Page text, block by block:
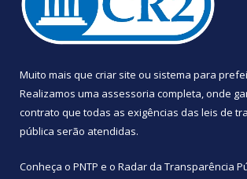
Muito mais que criar site ou sistema para
Realizamos uma assessoria completa, onde
contrato que todas as exigências das leis de
pública serão atendidas.
Conheça o PNTP e o Radar da Transparência